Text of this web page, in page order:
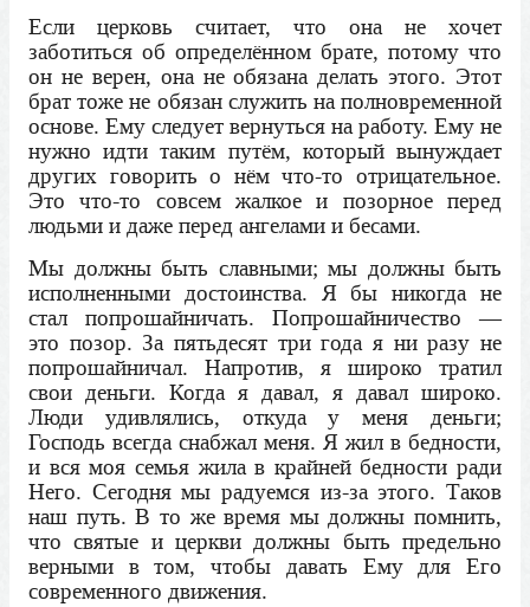
Если церковь считает, что она не хочет
заботиться об определённом брате, потому что
он не верен, она не обязана делать этого. Этот
брат тоже не обязан служить на полновременной
основе. Ему следует вернуться на работу. Ему не
нужно идти таким путём, который вынуждает
других говорить о нём что-то отрицательное.
Это что-то совсем жалкое и позорное перед
людьми и даже перед ангелами и бесами.
Мы должны быть славными; мы должны быть
исполненными достоинства. Я бы никогда не
стал попрошайничать. Попрошайничество —
это позор. За пятьдесят три года я ни разу не
попрошайничал. Напротив, я широко тратил
свои деньги. Когда я давал, я давал широко.
Люди удивлялись, откуда у меня деньги;
Господь всегда снабжал меня. Я жил в бедности,
и вся моя семья жила в крайней бедности ради
Него. Сегодня мы радуемся из-за этого. Таков
наш путь. В то же время мы должны помнить,
что святые и церкви должны быть предельно
верными в том, чтобы давать Ему для Его
современного движения.